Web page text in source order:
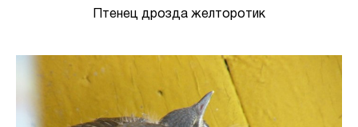
Птенец дрозда желторотик